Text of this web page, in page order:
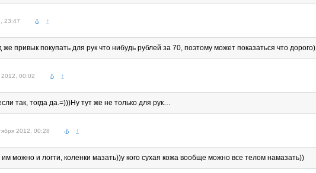
23:47 ↑
же привык покупать для рук что нибудь рублей за 70, поэтому может показаться что дорого)
2012, 00:02 ↑
так, тогда да.=)))Ну тут же не только для рук…
2012, 00:28 ↑
им можно и логти, коленки мазать))у кого сухая кожа вообще можно все телом намазать))